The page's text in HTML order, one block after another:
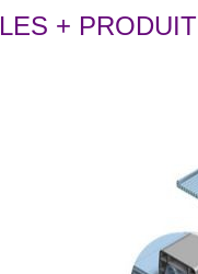
LES + PRODUIT